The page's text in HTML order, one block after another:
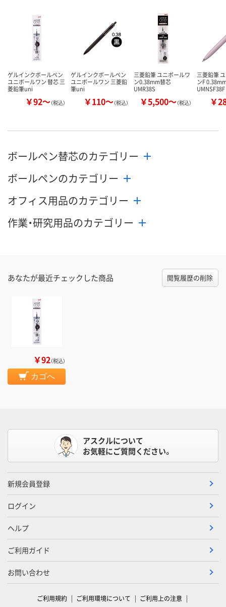
数量
カゴへ カ
ゲルインクボールペン
ユニボールワン 替芯 三
菱鉛筆uni
￥92～（税込）
ゲルインクボールペン
ユニボールワン 三菱鉛
筆uni
￥110～（税込）
三菱鉛筆 ユニボールワ
ン0.38mm替芯
UMR38S
￥5,500～（税込）
三菱鉛筆
ンF
UMNSF38F
￥
ボールペン替芯のカテゴリー
ボールペンのカテゴリー
オフィス用品のカテゴリー
作業・研究用品のカテゴリー
あなたが最近チェックした商品 閲覧履歴の削除
￥92（税込）
カゴへ
アスクルについて
お気軽にご質問ください。
新規会員登録
ログイン
ヘルプ
ご利用ガイド
お問い合わせ
ご利用規約 ご利用環境について ご利用上の注意